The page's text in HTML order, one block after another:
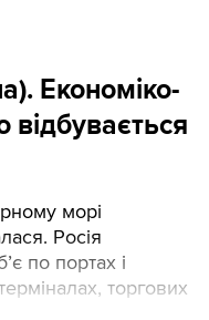
Економіко-
відбувається
морі
Росія
по портах і
торгових